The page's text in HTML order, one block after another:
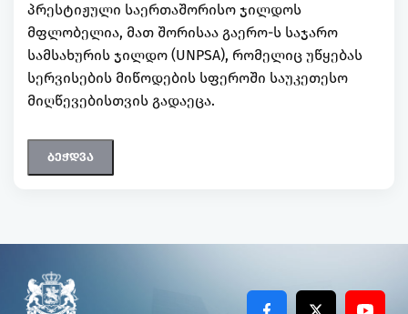
პრესტიჟული საერთაშორისო ჯილდოს
მფლობელია, მათ შორისაა გაერო-ს საჯარო
სამსახურის ჯილდო (UNPSA), რომელიც უწყებას
სერვისების მიწოდების სფეროში საუკეთესო
მიღწევებისთვის გადაეცა.